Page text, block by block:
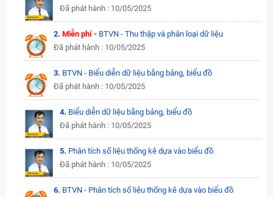
Đã phát hành : 10/05/2025
2.Miễn phí - BTVN - Thu thập và phân loại dữ liệu
Đã phát hành : 10/05/2025
3. BTVN - Biểu diễn dữ liệu bằng bảng, biểu đồ
Đã phát hành : 10/05/2025
4. Biểu diễn dữ liệu bằng bảng, biểu đồ
Đã phát hành : 10/05/2025
5. Phân tích số liệu thống kê dựa vào biểu đồ
Đã phát hành : 10/05/2025
6. BTVN - Phân tích số liệu thống kê dựa vào biểu đồ